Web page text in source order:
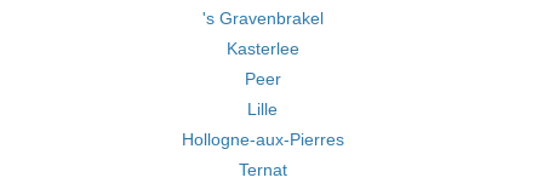
's Gravenbrakel
Kasterlee
Peer
Lille
Hollogne-aux-Pierres
Ternat